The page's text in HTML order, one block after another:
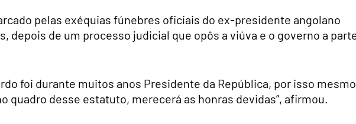
pelas exéquias fúnebres oficiais do ex-presidente angolano
depois de um processo judicial que opôs a viúva e o governo a
foi durante muitos anos Presidente da República, por isso
quadro desse estatuto, merecerá as honras devidas”, afirmou.